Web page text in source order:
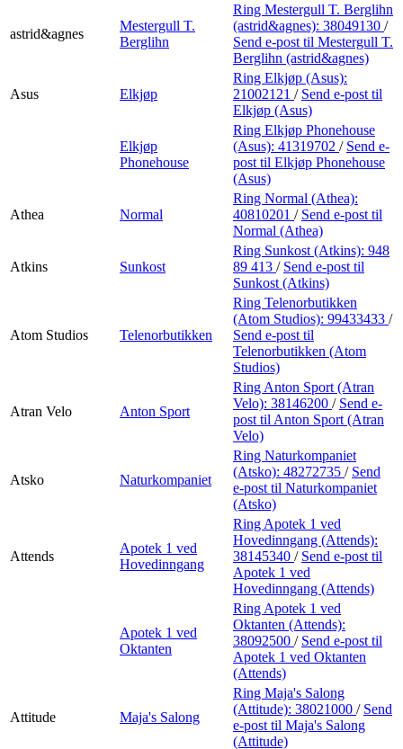
astrid&agnes
Mestergull T.
Berglihn
Ring Mestergull T. Berglihn
(astrid&agnes): 38049130 /
Send e-post til Mestergull T.
Berglihn (astrid&agnes)
Asus Elkjøp
Ring Elkjøp (Asus):
21002121 / Send e-post til
Elkjøp (Asus)
Elkjøp
Phonehouse
Ring Elkjøp Phonehouse
(Asus): 41319702 / Send e-
post til Elkjøp Phonehouse
(Asus)
Athea Normal
Ring Normal (Athea):
40810201 / Send e-post til
Normal (Athea)
Atkins Sunkost
Ring Sunkost (Atkins): 948
89 413 / Send e-post til
Sunkost (Atkins)
Atom Studios Telenorbutikken
Ring Telenorbutikken
(Atom Studios): 99433433 /
Send e-post til
Telenorbutikken (Atom
Studios)
Atran Velo Anton Sport
Ring Anton Sport (Atran
Velo): 38146200 / Send e-
post til Anton Sport (Atran
Velo)
Atsko Naturkompaniet
Ring Naturkompaniet
(Atsko): 48272735 / Send
e-post til Naturkompaniet
(Atsko)
Attends
Apotek 1 ved
Hovedinngang
Ring Apotek 1 ved
Hovedinngang (Attends):
38145340 / Send e-post til
Apotek 1 ved
Hovedinngang (Attends)
Apotek 1 ved
Oktanten
Ring Apotek 1 ved
Oktanten (Attends):
38092500 / Send e-post til
Apotek 1 ved Oktanten
(Attends)
Attitude Maja's Salong
Ring Maja's Salong
(Attitude): 38021000 / Send
e-post til Maja's Salong
(Attitude)